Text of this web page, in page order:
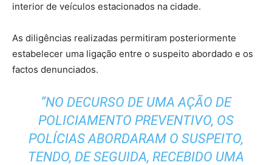
interior de veículos estacionados na cidade.
As diligências realizadas permitiram posteriormente
estabelecer uma ligação entre o suspeito abordado e os
factos denunciados.
“NO DECURSO DE UMA AÇÃO DE
POLICIAMENTO PREVENTIVO, OS
POLÍCIAS ABORDARAM O SUSPEITO,
TENDO, DE SEGUIDA, RECEBIDO UMA